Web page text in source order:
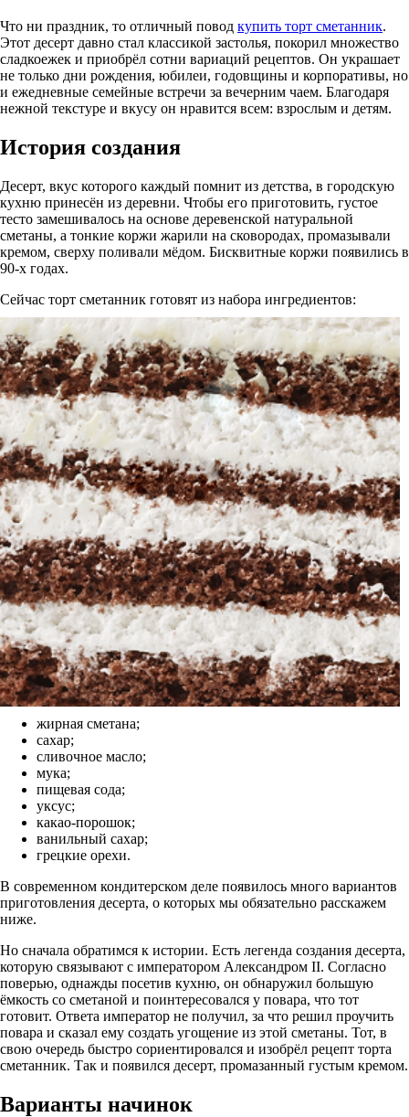
Что ни праздник, то отличный повод купить торт сметанник.
Этот десерт давно стал классикой застолья, покорил множество
сладкоежек и приобрёл сотни вариаций рецептов. Он украшает
не только дни рождения, юбилеи, годовщины и корпоративы, но
и ежедневные семейные встречи за вечерним чаем. Благодаря
нежной текстуре и вкусу он нравится всем: взрослым и детям.
История создания
Десерт, вкус которого каждый помнит из детства, в городскую
кухню принесён из деревни. Чтобы его приготовить, густое
тесто замешивалось на основе деревенской натуральной
сметаны, а тонкие коржи жарили на сковородах, промазывали
кремом, сверху поливали мёдом. Бисквитные коржи появились в
90-х годах.
Сейчас торт сметанник готовят из набора ингредиентов:
жирная сметана;
сахар;
сливочное масло;
мука;
пищевая сода;
уксус;
какао-порошок;
ванильный сахар;
грецкие орехи.
В современном кондитерском деле появилось много вариантов
приготовления десерта, о которых мы обязательно расскажем
ниже.
Но сначала обратимся к истории. Есть легенда создания десерта,
которую связывают с императором Александром II. Согласно
поверью, однажды посетив кухню, он обнаружил большую
ёмкость со сметаной и поинтересовался у повара, что тот
готовит. Ответа император не получил, за что решил проучить
повара и сказал ему создать угощение из этой сметаны. Тот, в
свою очередь быстро сориентировался и изобрёл рецепт торта
сметанник. Так и появился десерт, промазанный густым кремом.
Варианты начинок